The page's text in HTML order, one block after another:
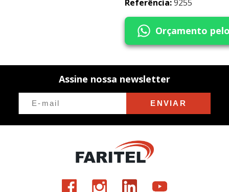
Referência:9255
Orçamento
Assine nossa newsletter
ENVIAR